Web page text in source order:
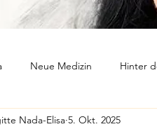
Neue Medizin Hinter
Nada-Elisa 5. Okt. 2025